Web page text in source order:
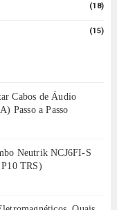
(18)
(15)
Cabos de Áudio
Passo a Passo
Neutrik NCJ6FI-S
TRS)